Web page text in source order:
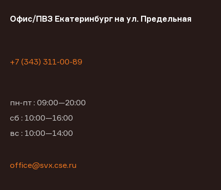
Офис/ПВЗ Екатеринбург на ул. Предельная
+7 (343) 311-00-89
пн-пт : 09:00—20:00
сб : 10:00—16:00
вс : 10:00—14:00
office@svx.cse.ru